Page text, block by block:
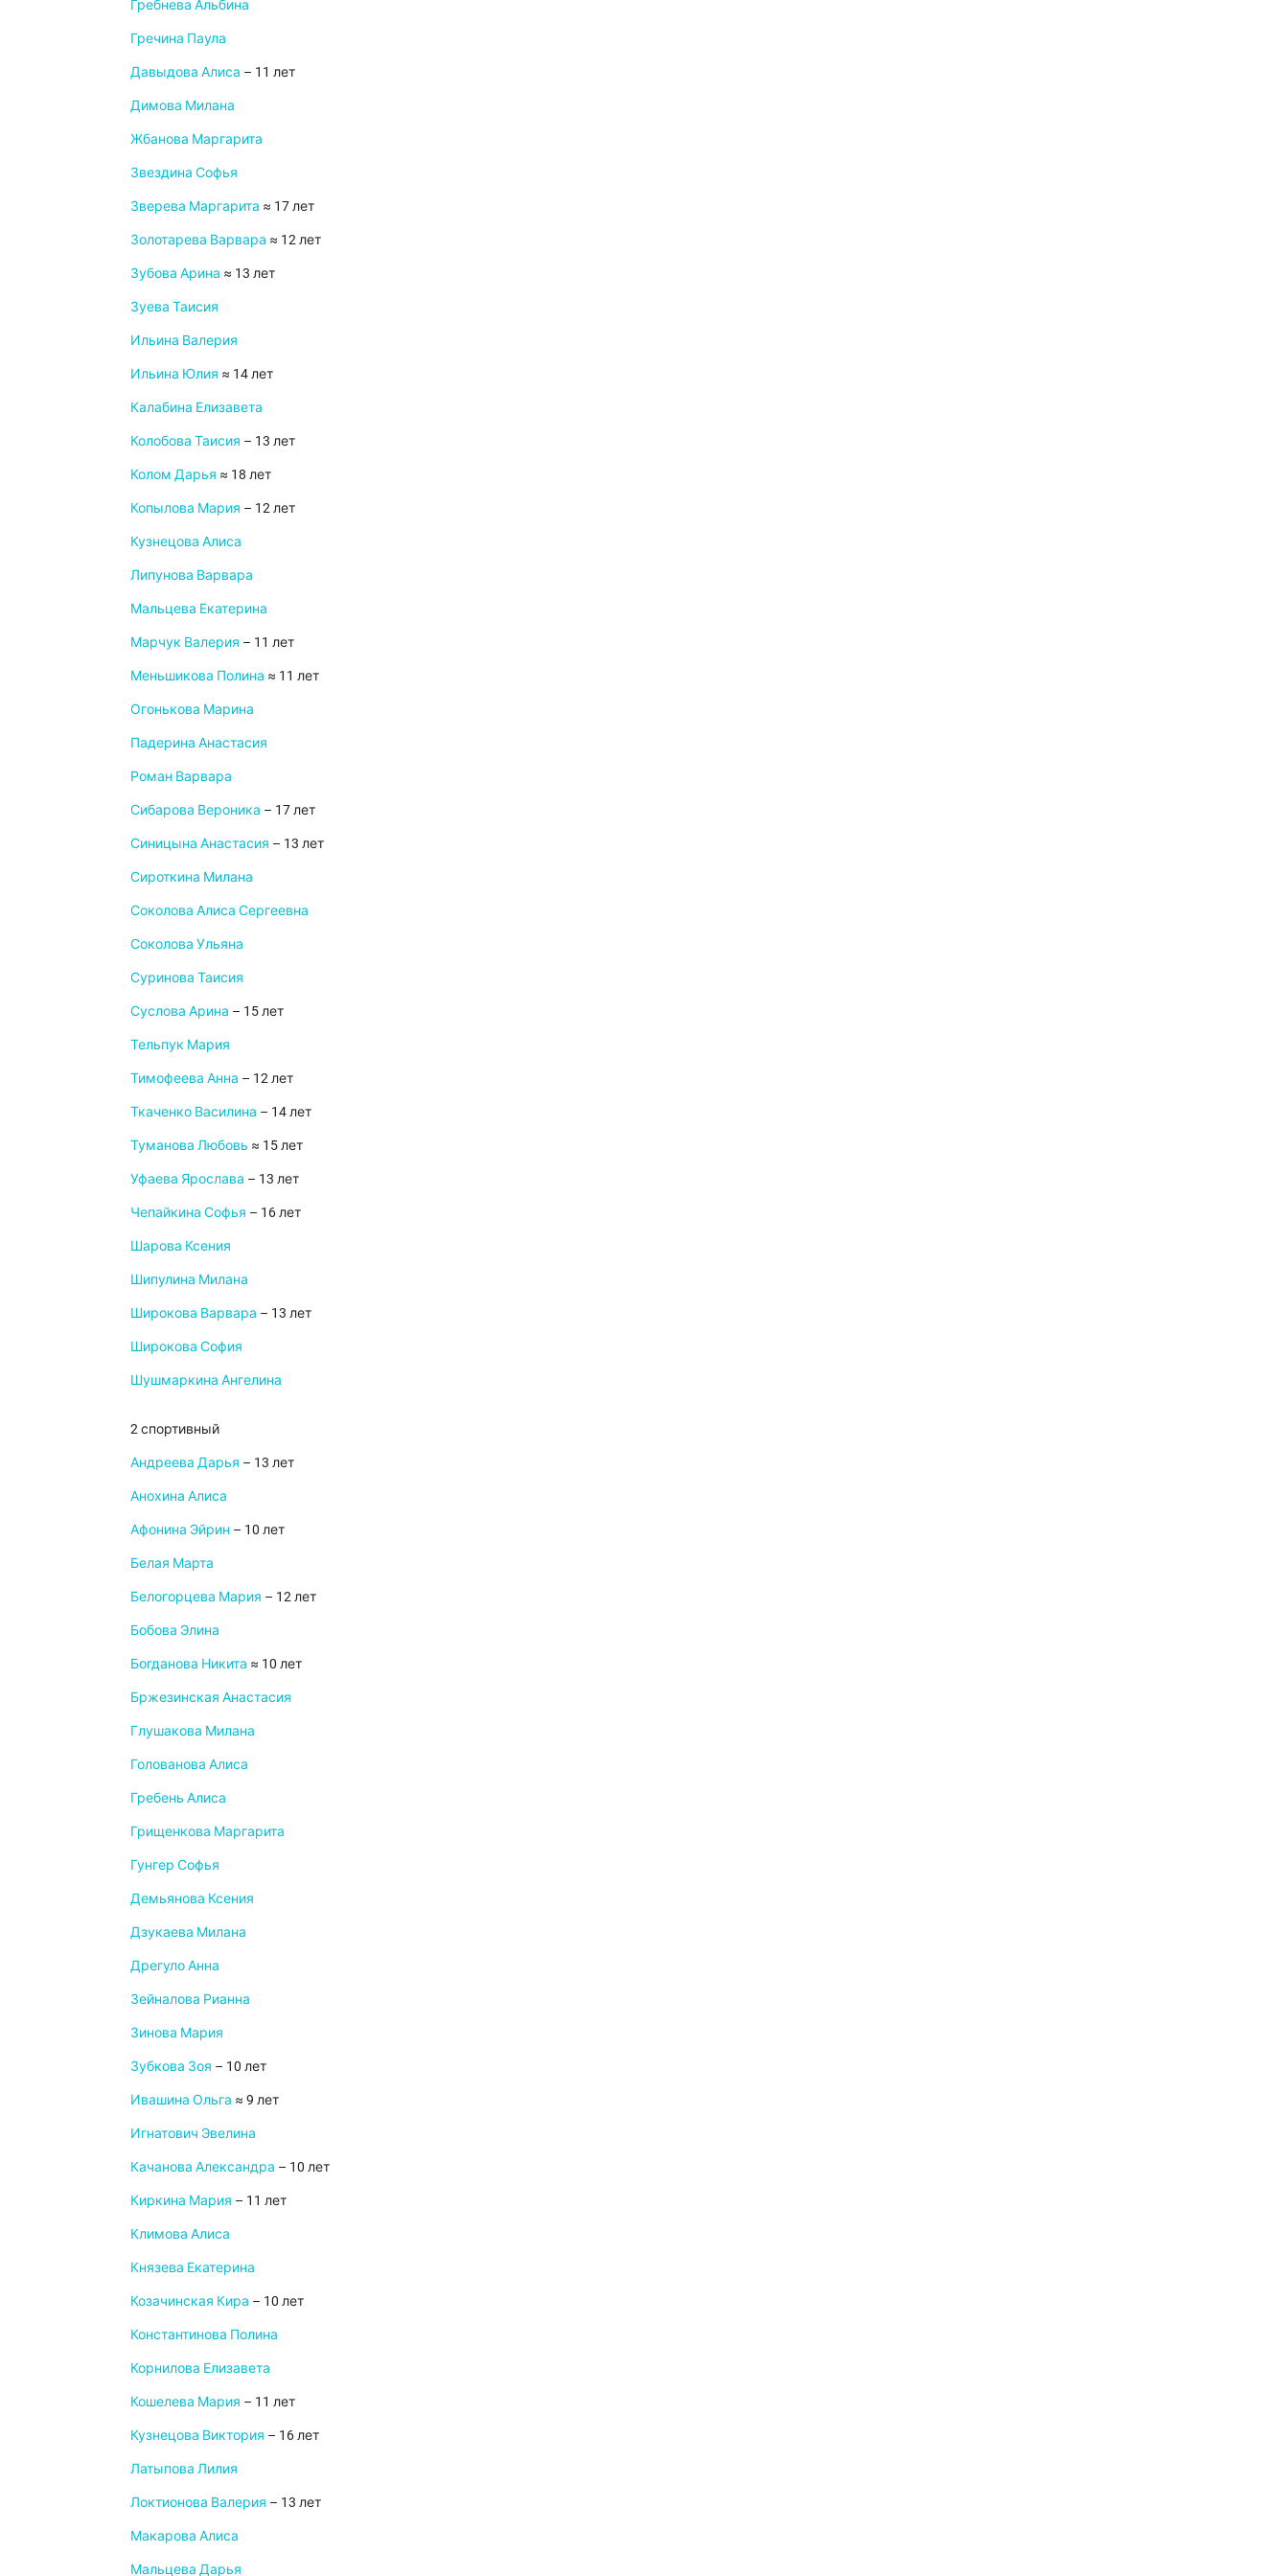
Гребнева Альбина
Гречина Паула
Давыдова Алиса – 11 лет
Димова Милана
Жбанова Маргарита
Звездина Софья
Зверева Маргарита ≈ 17 лет
Золотарева Варвара ≈ 12 лет
Зубова Арина ≈ 13 лет
Зуева Таисия
Ильина Валерия
Ильина Юлия ≈ 14 лет
Калабина Елизавета
Колобова Таисия – 13 лет
Колом Дарья ≈ 18 лет
Копылова Мария – 12 лет
Кузнецова Алиса
Липунова Варвара
Мальцева Екатерина
Марчук Валерия – 11 лет
Меньшикова Полина ≈ 11 лет
Огонькова Марина
Падерина Анастасия
Роман Варвара
Сибарова Вероника – 17 лет
Синицына Анастасия – 13 лет
Сироткина Милана
Соколова Алиса Сергеевна
Соколова Ульяна
Суринова Таисия
Суслова Арина – 15 лет
Тельпук Мария
Тимофеева Анна – 12 лет
Ткаченко Василина – 14 лет
Туманова Любовь ≈ 15 лет
Уфаева Ярослава – 13 лет
Чепайкина Софья – 16 лет
Шарова Ксения
Шипулина Милана
Широкова Варвара – 13 лет
Широкова София
Шушмаркина Ангелина
2 спортивный
Андреева Дарья – 13 лет
Анохина Алиса
Афонина Эйрин – 10 лет
Белая Марта
Белогорцева Мария – 12 лет
Бобова Элина
Богданова Никита ≈ 10 лет
Бржезинская Анастасия
Глушакова Милана
Голованова Алиса
Гребень Алиса
Грищенкова Маргарита
Гунгер Софья
Демьянова Ксения
Дзукаева Милана
Дрегуло Анна
Зейналова Рианна
Зинова Мария
Зубкова Зоя – 10 лет
Ивашина Ольга ≈ 9 лет
Игнатович Эвелина
Качанова Александра – 10 лет
Киркина Мария – 11 лет
Климова Алиса
Князева Екатерина
Козачинская Кира – 10 лет
Константинова Полина
Корнилова Елизавета
Кошелева Мария – 11 лет
Кузнецова Виктория – 16 лет
Латыпова Лилия
Локтионова Валерия – 13 лет
Макарова Алиса
Мальцева Дарья